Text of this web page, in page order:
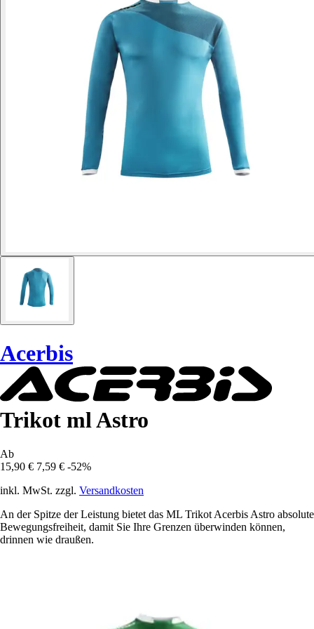
Acerbis
Trikot ml Astro
Ab
15,90 € 7,59 € -52%
inkl. MwSt. zzgl. Versandkosten
An der Spitze der Leistung bietet das ML Trikot Acerbis Astro absolute
Bewegungsfreiheit, damit Sie Ihre Grenzen überwinden können,
drinnen wie draußen.